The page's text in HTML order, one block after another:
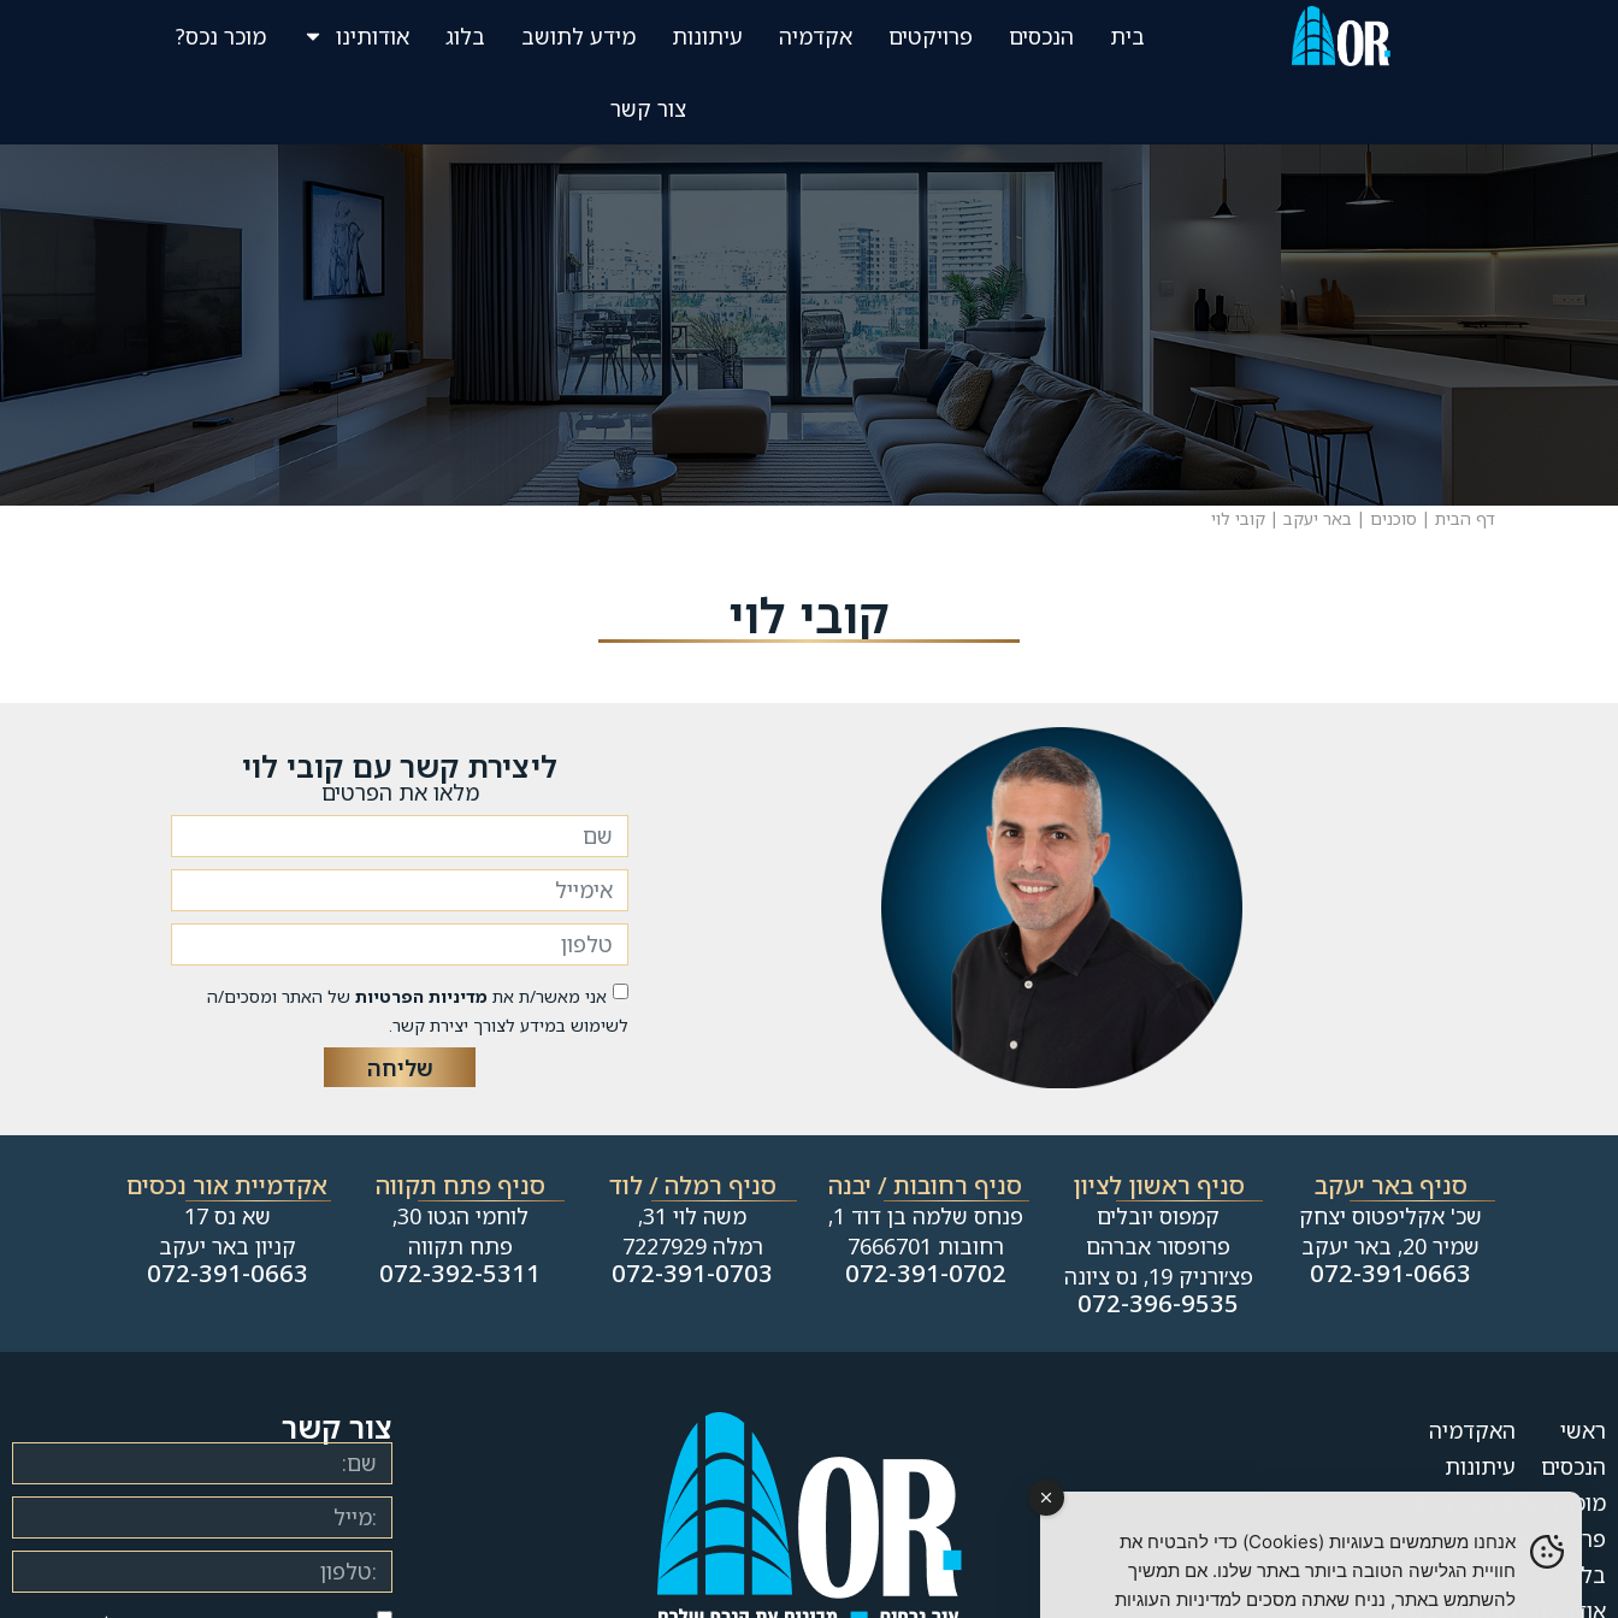
בית הנכסים פרויקטים אקדמיה עיתונות מידע לתושב בלוג אודותינו מוכר נכס?
צור קשר
דף הבית | סוכנים | באר יעקב | קובי לוי
קובי לוי
ליצירת קשר עם קובי לוי
מלאו את הפרטים
אני מאשר/ת את מדיניות הפרטיות של האתר ומסכים/ה
לשימוש במידע לצורך יצירת קשר.
שליחה
סניף באר יעקב
שכ' אקליפטוס יצחק
שמיר 20, באר יעקב
072-391-0663
סניף ראשון לציון
קמפוס יובלים
פרופסור אברהם
פצ׳ורניק 19, נס ציונה
072-396-9535
סניף רחובות / יבנה​
פנחס שלמה בן דוד 1,
רחובות 7666701
072-391-0702
סניף רמלה / לוד
משה לוי 31,
רמלה 7227929
072-391-0703
סניף פתח תקווה
לוחמי הגטו 30,
פתח תקווה
072-392-5311
אקדמיית אור נכסים
שא נס 17
קניון באר יעקב
072-391-0663
ראשי
הנכסים
מוכר נכס?
פרויקטים
בלוג
אודותינו
האקדמיה
עיתונות
צור קשר
מדיניות פרטיות
הצהרת נגישות
צור קשר
אנחנו משתמשים בעוגיות (Cookies) כדי להבטיח את
חוויית הגלישה הטובה ביותר באתר שלנו. אם תמשיך
להשתמש באתר, נניח שאתה מסכים למדיניות העוגיות